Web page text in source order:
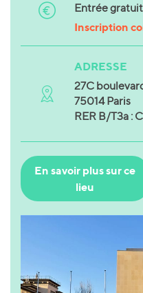
Entrée
Inscription
ADRESSE
27C
75014 Paris
RER B/T3a :
En savoir plus sur ce
lieu